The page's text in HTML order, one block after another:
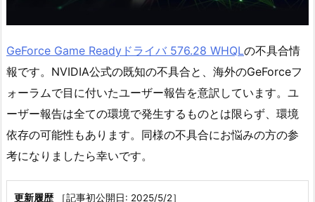
GeForce Game Readyドライバ 576.28 WHQLの不具合情
報です。NVIDIA公式の既知の不具合と、海外のGeForceフ
ォーラムで目に付いたユーザー報告を意訳しています。ユ
ーザー報告は全ての環境で発生するものとは限らず、環境
依存の可能性もあります。同様の不具合にお悩みの方の参
考になりましたら幸いです。
更新履歴 ［記事初公開日: 2025/5/2］